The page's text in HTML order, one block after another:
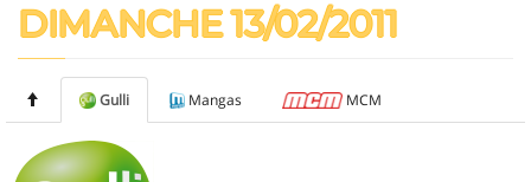
DIMANCHE 13/02/2011
Gulli Mangas MCM